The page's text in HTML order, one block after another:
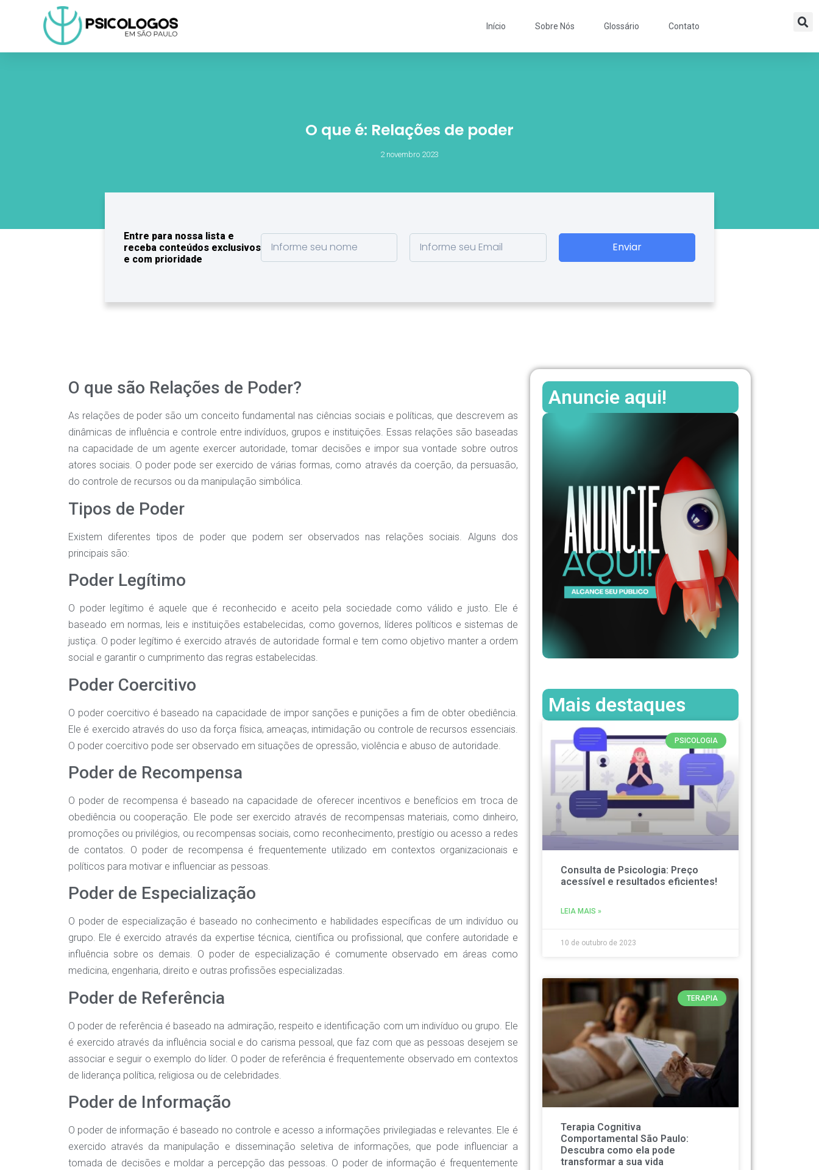
Início Sobre Nós Glossário Contato
O que é: Relações de poder
2 novembro 2023
Enviar
Entre para nossa lista e
receba conteúdos exclusivos
e com prioridade
O que são Relações de Poder?
As relações de poder são um conceito fundamental nas ciências sociais e políticas, que descrevem as
dinâmicas de influência e controle entre indivíduos, grupos e instituições. Essas relações são baseadas
na capacidade de um agente exercer autoridade, tomar decisões e impor sua vontade sobre outros
atores sociais. O poder pode ser exercido de várias formas, como através da coerção, da persuasão,
do controle de recursos ou da manipulação simbólica.
Tipos de Poder
Existem diferentes tipos de poder que podem ser observados nas relações sociais. Alguns dos
principais são:
Poder Legítimo
O poder legítimo é aquele que é reconhecido e aceito pela sociedade como válido e justo. Ele é
baseado em normas, leis e instituições estabelecidas, como governos, líderes políticos e sistemas de
justiça. O poder legítimo é exercido através de autoridade formal e tem como objetivo manter a ordem
social e garantir o cumprimento das regras estabelecidas.
Poder Coercitivo
O poder coercitivo é baseado na capacidade de impor sanções e punições a fim de obter obediência.
Ele é exercido através do uso da força física, ameaças, intimidação ou controle de recursos essenciais.
O poder coercitivo pode ser observado em situações de opressão, violência e abuso de autoridade.
Poder de Recompensa
O poder de recompensa é baseado na capacidade de oferecer incentivos e benefícios em troca de
obediência ou cooperação. Ele pode ser exercido através de recompensas materiais, como dinheiro,
promoções ou privilégios, ou recompensas sociais, como reconhecimento, prestígio ou acesso a redes
de contatos. O poder de recompensa é frequentemente utilizado em contextos organizacionais e
políticos para motivar e influenciar as pessoas.
Poder de Especialização
O poder de especialização é baseado no conhecimento e habilidades específicas de um indivíduo ou
grupo. Ele é exercido através da expertise técnica, científica ou profissional, que confere autoridade e
influência sobre os demais. O poder de especialização é comumente observado em áreas como
medicina, engenharia, direito e outras profissões especializadas.
Poder de Referência
O poder de referência é baseado na admiração, respeito e identificação com um indivíduo ou grupo. Ele
é exercido através da influência social e do carisma pessoal, que faz com que as pessoas desejem se
associar e seguir o exemplo do líder. O poder de referência é frequentemente observado em contextos
de liderança política, religiosa ou de celebridades.
Poder de Informação
O poder de informação é baseado no controle e acesso a informações privilegiadas e relevantes. Ele é
exercido através da manipulação e disseminação seletiva de informações, que pode influenciar a
tomada de decisões e moldar a percepção das pessoas. O poder de informação é frequentemente
Anuncie aqui!
Mais destaques
PSICOLOGIA
Consulta de Psicologia: Preço
acessível e resultados eficientes!
LEIA MAIS »
10 de outubro de 2023
TERAPIA
Terapia Cognitiva
Comportamental São Paulo:
Descubra como ela pode
transformar a sua vida